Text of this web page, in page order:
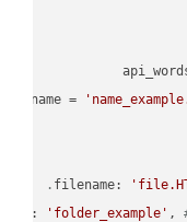
name =
'folder_example' ,